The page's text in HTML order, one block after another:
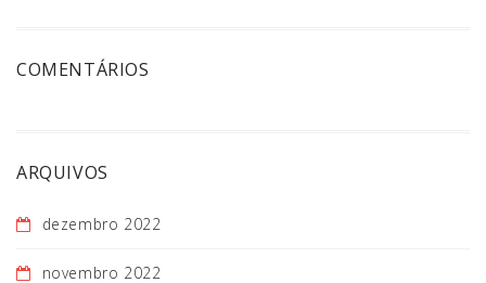
COMENTÁRIOS
ARQUIVOS
dezembro 2022
novembro 2022